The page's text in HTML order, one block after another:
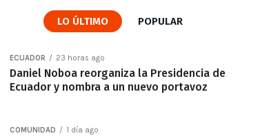
LO ÚLTIMO POPULAR
ECUADOR 23 horas ago
Daniel Noboa reorganiza la Presidencia de
Ecuador y nombra a un nuevo portavoz
COMUNIDAD 1 día ago